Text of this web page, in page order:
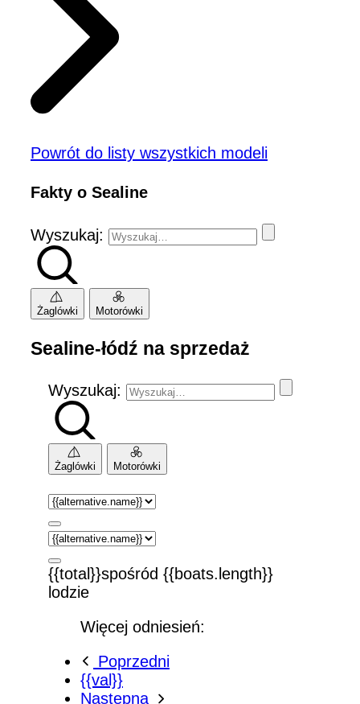
Powrót do listy wszystkich modeli
Fakty o Sealine
Wyszukaj:
Żaglówki Motorówki
Sealine-łódź na sprzedaż
Wyszukaj:
Żaglówki Motorówki
{{total}}spośród {{boats.length}}
lodzie
Więcej odniesień:
Poprzedni
{{val}}
Następna